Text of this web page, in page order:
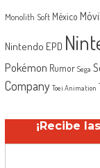
Monolith Soft México Móvil
Nintendo EPD
Pokémon Rumor Sega
Company Toei Animation
¡Recibe